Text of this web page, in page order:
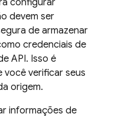
configurar
devem ser
de armazenar
credenciais de
API. Isso é
você verificar seus
origem.
informações de